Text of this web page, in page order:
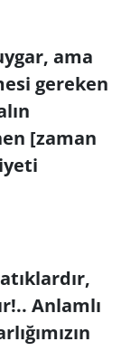
ama
gereken
[zaman
Anlamlı